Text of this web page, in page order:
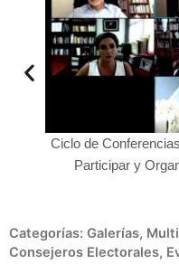
Ciclo de
Participar y
Categorías: Galerías,
Consejeros Electorales,